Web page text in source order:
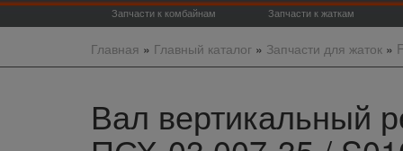
Запчасти к комбайнам Запчасти к жаткам
Главная » Главный каталог» Запчасти для жаток»
Вал вертикальный